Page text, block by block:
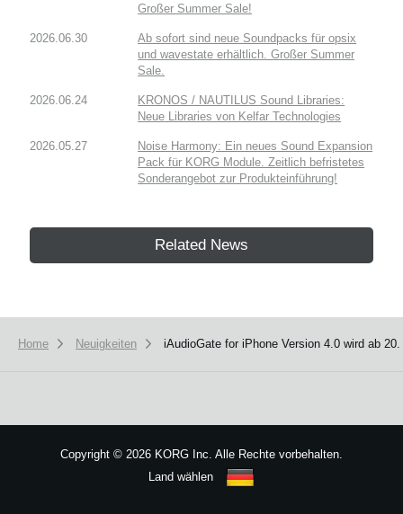
Großer Summer Sale!
2026.06.30
Ab sofort sind neue Soundpacks für opsix
und wavestate erhältlich. Großer Summer
Sale.
2026.06.24
KRONOS / NAUTILUS Sound Libraries:
Neue Libraries von Kelfar Technologies
2026.05.27
Noise Harmony: Ein neues Sound Expansion
Pack für KORG Module. Zeitlich befristetes
Sonderangebot zur Produkteinführung!
Related News
Home Neuigkeiten iAudioGate for iPhone Version 4.0 wird ab
Copyright © 2026 KORG Inc. Alle Rechte vorbehalten.
Land wählen